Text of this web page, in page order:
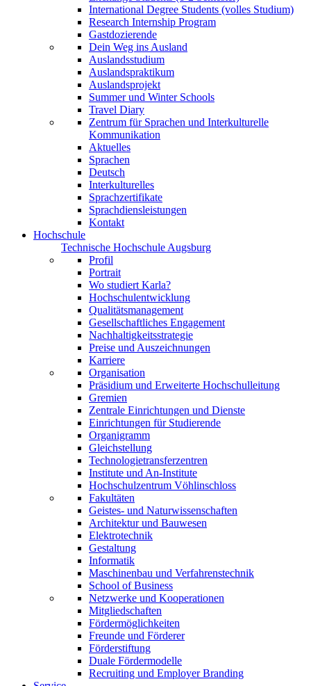
International Degree Students (volles Studium)
Research Internship Program
Gastdozierende
Dein Weg ins Ausland
Auslandsstudium
Auslandspraktikum
Auslandsprojekt
Summer und Winter Schools
Travel Diary
Zentrum für Sprachen und Interkulturelle
Kommunikation
Aktuelles
Sprachen
Deutsch
Interkulturelles
Sprachzertifikate
Sprachdiensleistungen
Kontakt
Hochschule
Technische Hochschule Augsburg
Profil
Portrait
Wo studiert Karla?
Hochschulentwicklung
Qualitätsmanagement
Gesellschaftliches Engagement
Nachhaltigkeitsstrategie
Preise und Auszeichnungen
Karriere
Organisation
Präsidium und Erweiterte Hochschulleitung
Gremien
Zentrale Einrichtungen und Dienste
Einrichtungen für Studierende
Organigramm
Gleichstellung
Technologietransferzentren
Institute und An-Institute
Hochschulzentrum Vöhlinschloss
Fakultäten
Geistes- und Naturwissenschaften
Architektur und Bauwesen
Elektrotechnik
Gestaltung
Informatik
Maschinenbau und Verfahrenstechnik
School of Business
Netzwerke und Kooperationen
Mitgliedschaften
Fördermöglichkeiten
Freunde und Förderer
Förderstiftung
Duale Fördermodelle
Recruiting und Employer Branding